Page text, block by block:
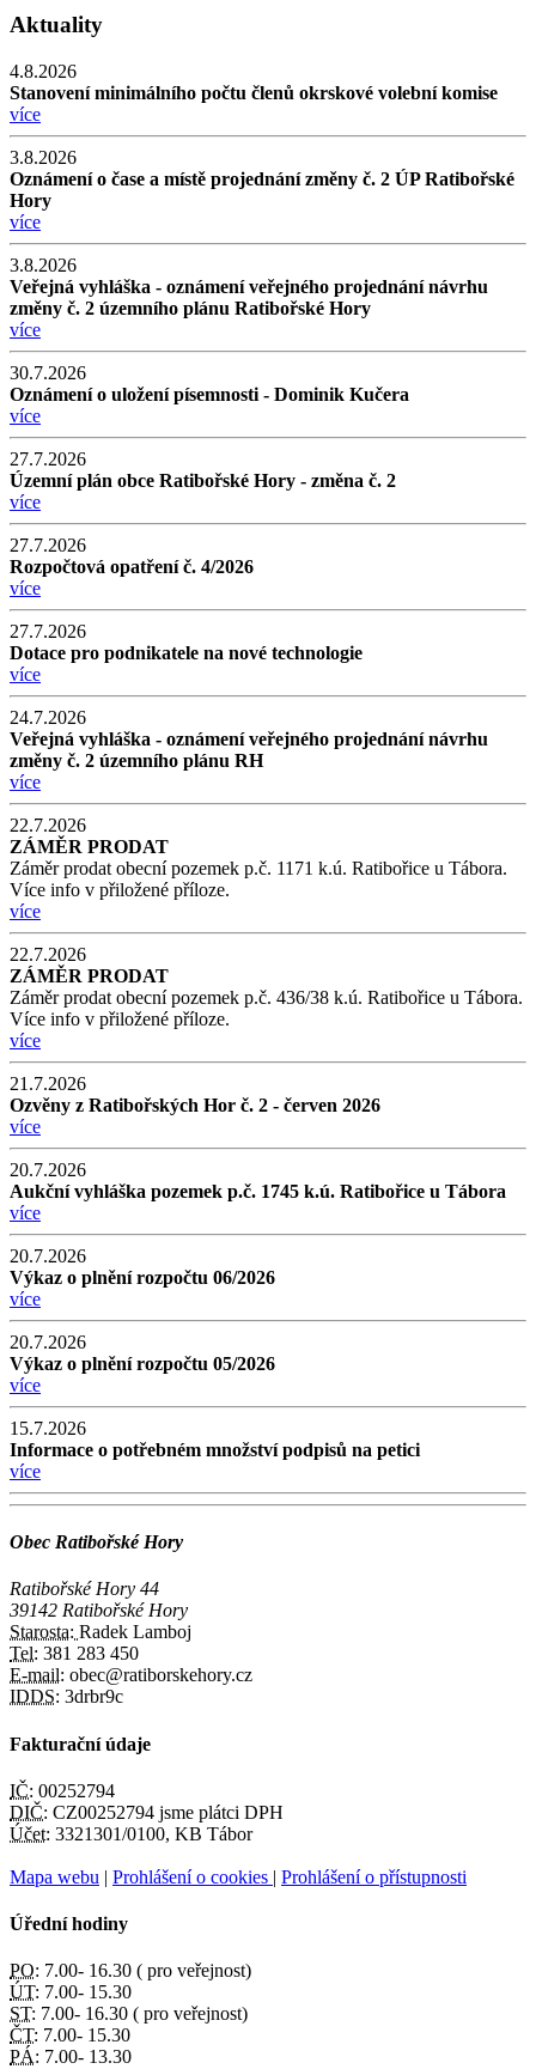
Aktuality
4.8.2026
Stanovení minimálního počtu členů okrskové volební komise
více
3.8.2026
Oznámení o čase a místě projednání změny č. 2 ÚP Ratibořské
Hory
více
3.8.2026
Veřejná vyhláška - oznámení veřejného projednání návrhu
změny č. 2 územního plánu Ratibořské Hory
více
30.7.2026
Oznámení o uložení písemnosti - Dominik Kučera
více
27.7.2026
Územní plán obce Ratibořské Hory - změna č. 2
více
27.7.2026
Rozpočtová opatření č. 4/2026
více
27.7.2026
Dotace pro podnikatele na nové technologie
více
24.7.2026
Veřejná vyhláška - oznámení veřejného projednání návrhu
změny č. 2 územního plánu RH
více
22.7.2026
ZÁMĚR PRODAT
Záměr prodat obecní pozemek p.č. 1171 k.ú. Ratibořice u Tábora.
Více info v přiložené příloze.
více
22.7.2026
ZÁMĚR PRODAT
Záměr prodat obecní pozemek p.č. 436/38 k.ú. Ratibořice u Tábora.
Více info v přiložené příloze.
více
21.7.2026
Ozvěny z Ratibořských Hor č. 2 - červen 2026
více
20.7.2026
Aukční vyhláška pozemek p.č. 1745 k.ú. Ratibořice u Tábora
více
20.7.2026
Výkaz o plnění rozpočtu 06/2026
více
20.7.2026
Výkaz o plnění rozpočtu 05/2026
více
15.7.2026
Informace o potřebném množství podpisů na petici
více
Obec Ratibořské Hory
Ratibořské Hory 44
39142 Ratibořské Hory
Starosta: Radek Lamboj
Tel: 381 283 450
E-mail: obec@ratiborskehory.cz
IDDS: 3drbr9c
Fakturační údaje
IČ: 00252794
DIČ: CZ00252794 jsme plátci DPH
Účet: 3321301/0100, KB Tábor
Mapa webu | Prohlášení o cookies | Prohlášení o přístupnosti
Úřední hodiny
PO: 7.00- 16.30 ( pro veřejnost)
ÚT: 7.00- 15.30
ST: 7.00- 16.30 ( pro veřejnost)
ČT: 7.00- 15.30
PÁ: 7.00- 13.30